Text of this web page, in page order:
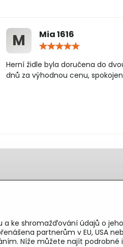
M
Mia 1616
/
5
Herní židle byla doručena do
dnů za výhodnou cenu,
ke shromažďování údajů o
partnerům v EU, USA
Níže můžete najít